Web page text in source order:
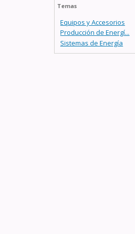
Temas
Equipos y Accesorios
Producción de Energí...
Sistemas de Energía